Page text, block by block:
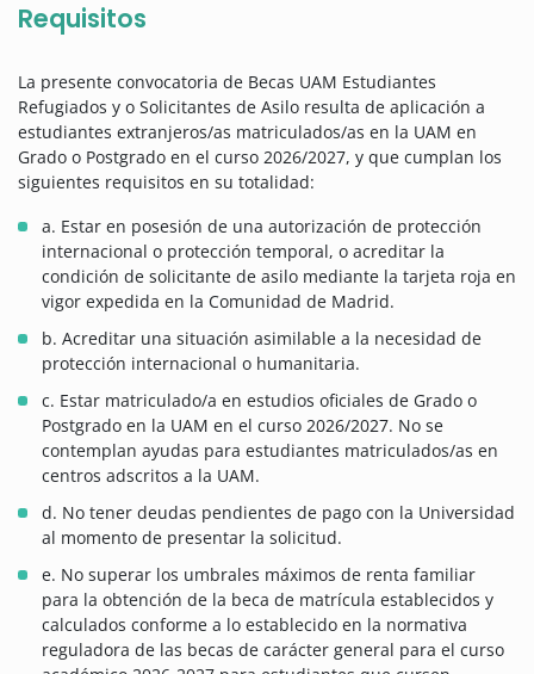
Requisitos
La presente convocatoria de Becas UAM Estudiantes
Refugiados y o Solicitantes de Asilo resulta de aplicación a
estudiantes extranjeros/as matriculados/as en la UAM en
Grado o Postgrado en el curso 2026/2027, y que cumplan los
siguientes requisitos en su totalidad:
a. Estar en posesión de una autorización de protección
internacional o protección temporal, o acreditar la
condición de solicitante de asilo mediante la tarjeta roja en
vigor expedida en la Comunidad de Madrid.
b. Acreditar una situación asimilable a la necesidad de
protección internacional o humanitaria.
c. Estar matriculado/a en estudios oficiales de Grado o
Postgrado en la UAM en el curso 2026/2027. No se
contemplan ayudas para estudiantes matriculados/as en
centros adscritos a la UAM.
d. No tener deudas pendientes de pago con la Universidad
al momento de presentar la solicitud.
e. No superar los umbrales máximos de renta familiar
para la obtención de la beca de matrícula establecidos y
calculados conforme a lo establecido en la normativa
reguladora de las becas de carácter general para el curso